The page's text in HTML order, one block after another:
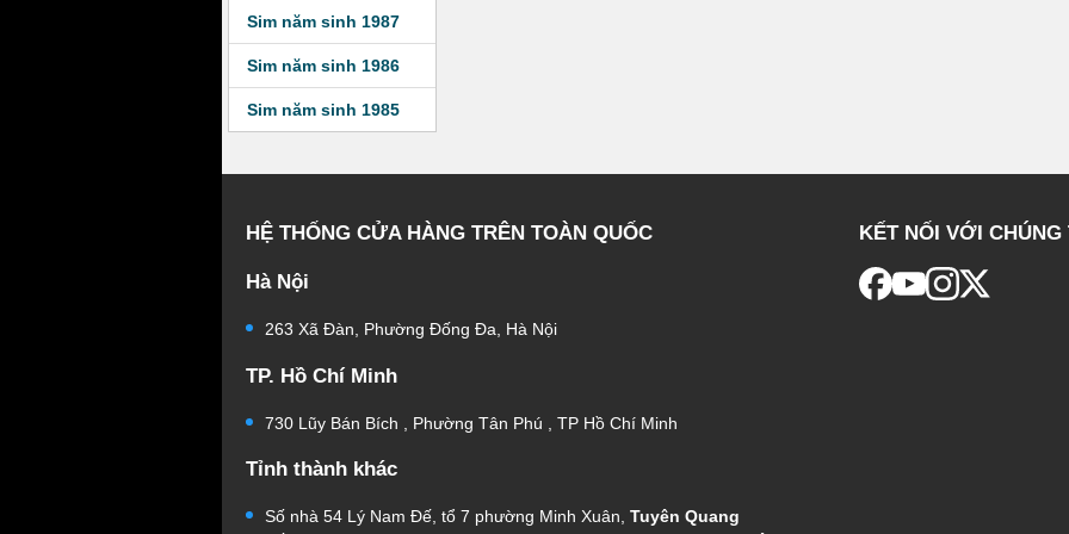
Sim năm sinh 1987
Sim năm sinh 1986
Sim năm sinh 1985
HỆ THỐNG CỬA HÀNG TRÊN TOÀN QUỐC
Hà Nội
263 Xã Đàn, Phường Đống Đa, Hà Nội
TP. Hồ Chí Minh
730 Lũy Bán Bích , Phường Tân Phú , TP Hồ Chí Minh
Tỉnh thành khác
Số nhà 54 Lý Nam Đế, tổ 7 phường Minh Xuân, Tuyên Quang
KẾT NỐI VỚI CHÚNG